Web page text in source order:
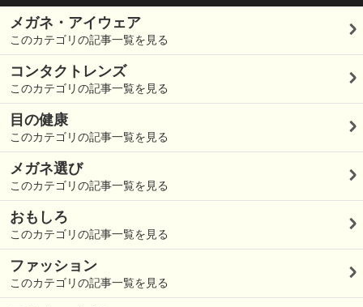
メガネ・アイウェア
このカテゴリの記事一覧を見る
コンタクトレンズ
このカテゴリの記事一覧を見る
目の健康
このカテゴリの記事一覧を見る
メガネ選び
このカテゴリの記事一覧を見る
おもしろ
このカテゴリの記事一覧を見る
ファッション
このカテゴリの記事一覧を見る